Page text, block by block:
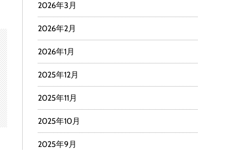
2026年3月
2026年2月
2026年1月
2025年12月
2025年11月
2025年10月
2025年9月